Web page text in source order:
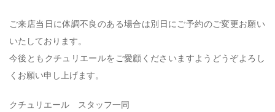
ご来店当日に体調不良のある場合は別日にご予約のご変更お願い
いたしております。
今後ともクチュリエールをご愛顧くださいますようどうぞよろし
くお願い申し上げます。
クチュリエール スタッフ一同